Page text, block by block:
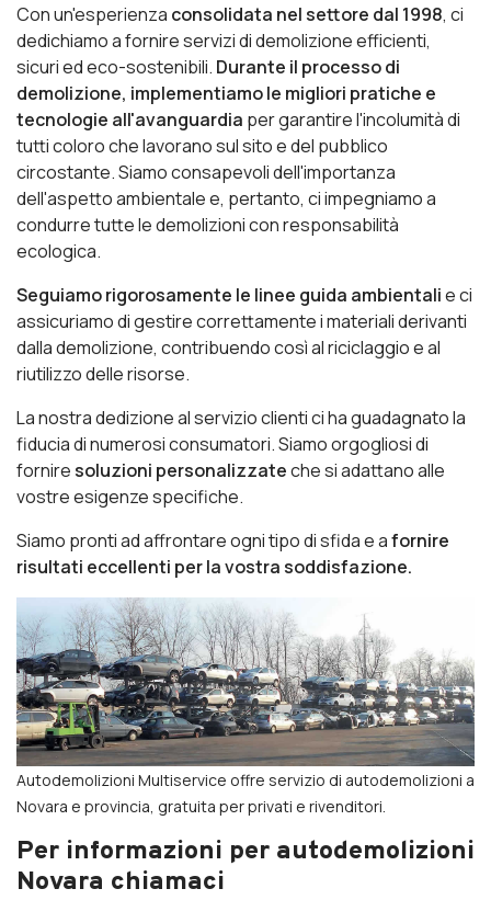
Con un'esperienza consolidata nel settore dal 1998, ci
dedichiamo a fornire servizi di demolizione efficienti,
sicuri ed eco-sostenibili. Durante il processo di
demolizione, implementiamo le migliori pratiche e
tecnologie all'avanguardia per garantire l'incolumità di
tutti coloro che lavorano sul sito e del pubblico
circostante. Siamo consapevoli dell'importanza
dell'aspetto ambientale e, pertanto, ci impegniamo a
condurre tutte le demolizioni con responsabilità
ecologica.
Seguiamo rigorosamente le linee guida ambientalie ci
assicuriamo di gestire correttamente i materiali derivanti
dalla demolizione, contribuendo così al riciclaggio e al
riutilizzo delle risorse.
La nostra dedizione al servizio clienti ci ha guadagnato la
fiducia di numerosi consumatori. Siamo orgogliosi di
forniresoluzioni personalizzateche si adattano alle
vostre esigenze specifiche.
Siamo pronti ad affrontare ogni tipo di sfida e afornire
risultati eccellenti per la vostra soddisfazione.
Autodemolizioni Multiservice offre servizio di autodemolizioni a
Novara e provincia, gratuita per privati e rivenditori.
Per informazioni per autodemolizioni
Novara chiamaci